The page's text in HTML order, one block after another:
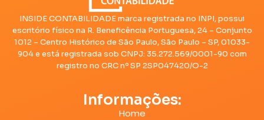
INSIDE CONTABILIDADE marca registrada no INPI, possui
escritório físico na R. Beneficência Portuguesa, 24 – Conjunto
1012 – Centro Histórico de São Paulo, São Paulo – SP, 01033-
904 e está registrada sob CNPJ: 35.272.569/0001-90 com
registro no CRC nº SP 2SP047420/O-2
Informações:
Home